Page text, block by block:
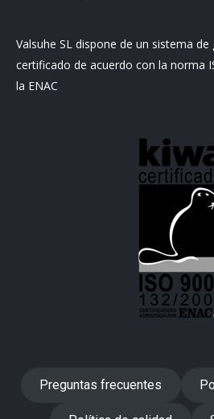
Valsuhe SL dispone de un sistema
certificado de acuerdo con la norma
la ENAC
Preguntas frecuentes